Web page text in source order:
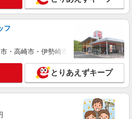
STAFF
1500円〜2125円 ＜日払い有/週払い有/交
給(ガソリン代含む)＞
詳細を見る
デイでの生活補助☆新たなスキルを身
長く働く♪
フ
・高崎市・伊勢崎市・太田市・館林市
とりあえずキープ